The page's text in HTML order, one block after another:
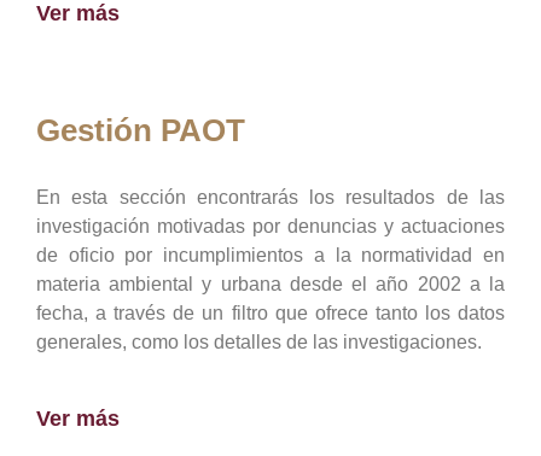
Ver más
Gestión PAOT
En esta sección encontrarás los resultados de las
investigación motivadas por denuncias y actuaciones
de oficio por incumplimientos a la normatividad en
materia ambiental y urbana desde el año 2002 a la
fecha, a través de un filtro que ofrece tanto los datos
generales, como los detalles de las investigaciones.
Ver más